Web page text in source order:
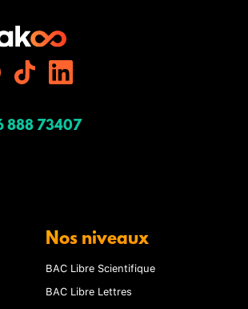
888 73407
Nos niveaux
BAC Libre Scientifique
BAC Libre Lettres